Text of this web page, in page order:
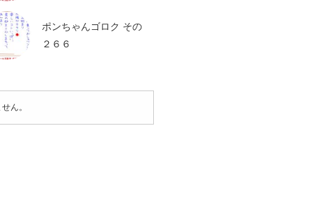
ポンちゃんゴロク その
２６６
ん。